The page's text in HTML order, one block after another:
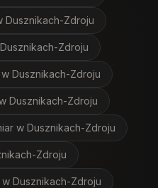
Dusznikach-Zdroju
Zdroju
w Dusznikach-Zdroju
Dusznikach-Zdroju
w Dusznikach-Zdroju
Zdroju
w Dusznikach-Zdroju